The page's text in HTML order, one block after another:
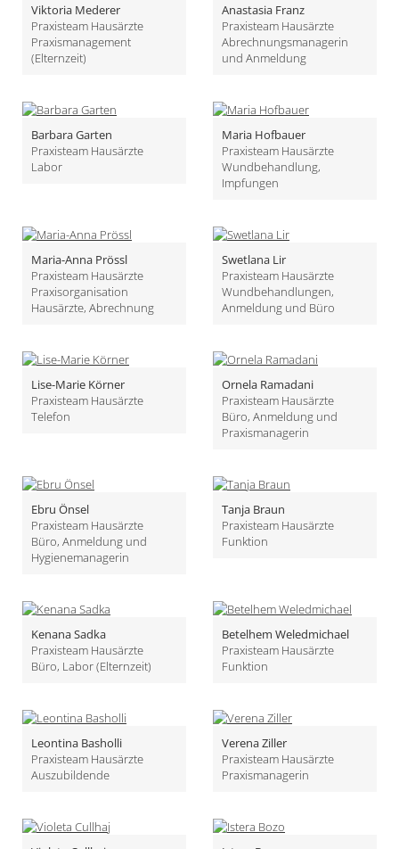
Viktoria Mederer
Praxisteam Hausärzte
Praxismanagement
(Elternzeit)
Anastasia Franz
Praxisteam Hausärzte
Abrechnungsmanagerin
und Anmeldung
Barbara Garten
Praxisteam Hausärzte
Labor
Maria Hofbauer
Praxisteam Hausärzte
Wundbehandlung,
Impfungen
Maria-Anna Prössl
Praxisteam Hausärzte
Praxisorganisation
Hausärzte, Abrechnung
Swetlana Lir
Praxisteam Hausärzte
Wundbehandlungen,
Anmeldung und Büro
Lise-Marie Körner
Praxisteam Hausärzte
Telefon
Ornela Ramadani
Praxisteam Hausärzte
Büro, Anmeldung und
Praxismanagerin
Ebru Önsel
Praxisteam Hausärzte
Büro, Anmeldung und
Hygienemanagerin
Tanja Braun
Praxisteam Hausärzte
Funktion
Kenana Sadka
Praxisteam Hausärzte
Büro, Labor (Elternzeit)
Betelhem Weledmichael
Praxisteam Hausärzte
Funktion
Leontina Basholli
Praxisteam Hausärzte
Auszubildende
Verena Ziller
Praxisteam Hausärzte
Praxismanagerin